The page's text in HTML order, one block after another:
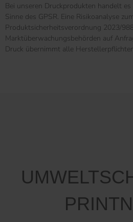
Bei unseren Druckprodukten handelt
Sinne des GPSR. Eine Risikoanalyse
Produktsicherheitsverordnung 2023/
Marktüberwachungsbehörden auf
Druck übernimmt alle